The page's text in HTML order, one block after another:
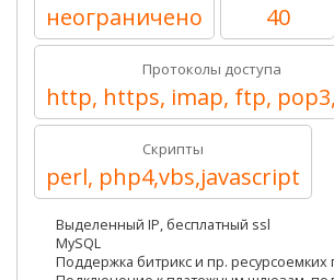
неограничено 40
Протоколы доступа
http, https, imap, ftp,
Скрипты
perl, php4,vbs,javascript
Выделенный IP, бесплатный ssl
MySQL
Поддержка битрикс и пр. ресурсоемких